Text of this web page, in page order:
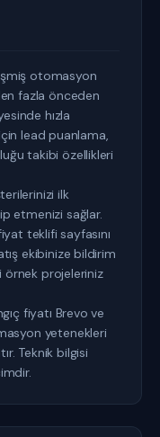
otomasyon
fazla önceden
hızla
lead puanlama,
takibi özellikleri
ilk
etmenizi sağlar.
teklifi sayfasını
ekibinize bildirim
örnek projeleriniz
fiyatı Brevo ve
yetenekleri
Teknik bilgisi